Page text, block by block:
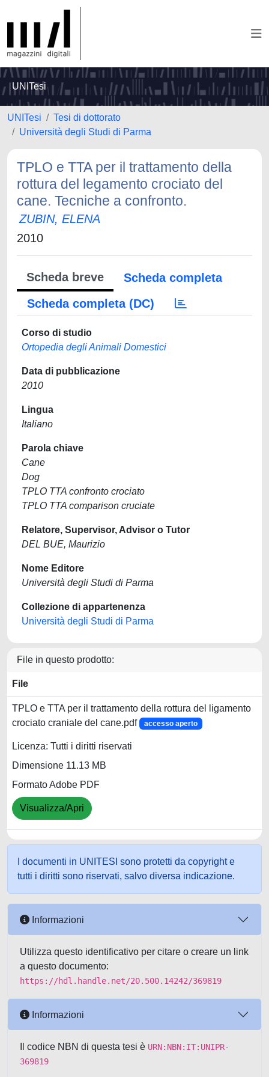
UNITesi
UNITesi
Tesi di dottorato
Università degli Studi di Parma
TPLO e TTA per il trattamento della
rottura del legamento crociato del
cane. Tecniche a confronto.
ZUBIN, ELENA
2010
Scheda breve
Scheda completa
Scheda completa (DC)
Corso di studio
Ortopedia degli Animali Domestici
Data di pubblicazione
2010
Lingua
Italiano
Parola chiave
Cane
Dog
TPLO TTA confronto crociato
TPLO TTA comparison cruciate
Relatore, Supervisor, Advisor o Tutor
DEL BUE, Maurizio
Nome Editore
Università degli Studi di Parma
Collezione di appartenenza
Università degli Studi di Parma
File in questo prodotto:
File
TPLO e TTA per il trattamento della rottura del ligamento
crociato craniale del cane.pdf
accesso aperto
Licenza: Tutti i diritti riservati
Dimensione 11.13 MB
Formato Adobe PDF
Visualizza/Apri
I documenti in UNITESI sono protetti da copyright e
tutti i diritti sono riservati, salvo diversa indicazione.
Informazioni
Utilizza questo identificativo per citare o creare un link
a questo documento:
https://hdl.handle.net/20.500.14242/369819
Informazioni
Il codice NBN di questa tesi è URN:NBN:IT:UNIPR-
369819